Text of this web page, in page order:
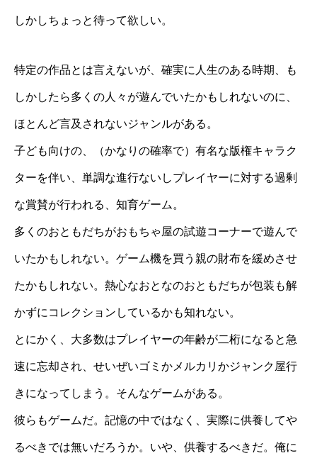
しかしちょっと待って欲しい。
特定の作品とは言えないが、確実に人生のある時期、も
しかしたら多くの人々が遊んでいたかもしれないのに、
ほとんど言及されないジャンルがある。
子ども向けの、（かなりの確率で）有名な版権キャラク
ターを伴い、単調な進行ないしプレイヤーに対する過剰
な賞賛が行われる、知育ゲーム。
多くのおともだちがおもちゃ屋の試遊コーナーで遊んで
いたかもしれない。ゲーム機を買う親の財布を緩めさせ
たかもしれない。熱心なおとなのおともだちが包装も解
かずにコレクションしているかも知れない。
とにかく、大多数はプレイヤーの年齢が二桁になると急
速に忘却され、せいぜいゴミかメルカリかジャンク屋行
きになってしまう。そんなゲームがある。
彼らもゲームだ。記憶の中ではなく、実際に供養してや
るべきでは無いだろうか。いや、供養するべきだ。俺に